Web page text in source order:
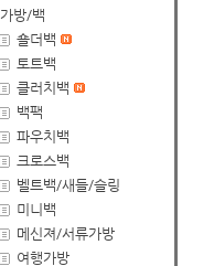
가방/백
숄더백
토트백
클러치백
백팩
파우치백
크로스백
벨트백/새들/슬링
미니백
메신져/서류가방
여행가방